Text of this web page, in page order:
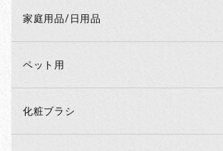
家庭用品/日用品
ペット用
化粧ブラシ